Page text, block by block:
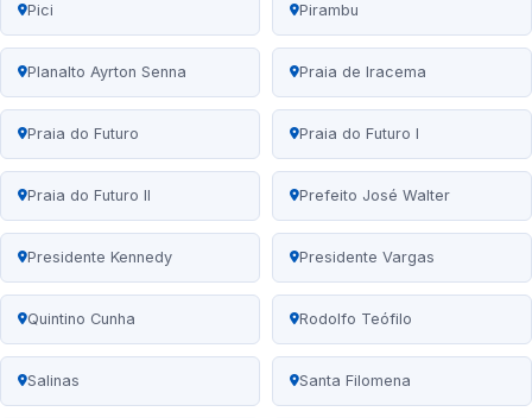
Pici Pirambu
Planalto Ayrton Senna Praia de Iracema
Praia do Futuro Praia do Futuro I
Praia do Futuro II Prefeito José Walter
Presidente Kennedy Presidente Vargas
Quintino Cunha Rodolfo Teófilo
Salinas Santa Filomena